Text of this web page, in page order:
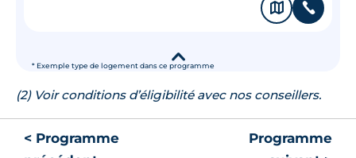
* Exemple type de logement dans ce programme
🗞 📞
▾
(2) Voir conditions d’éligibilité avec nos conseillers.
< Programme
Programme